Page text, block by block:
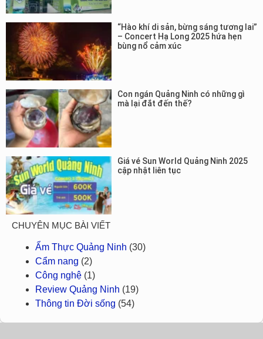
“Hào khí di sản, bừng sáng tương lai”
– Concert Hạ Long 2025 hứa hẹn
bùng nổ cảm xúc
Con ngán Quảng Ninh có những gì
mà lại đắt đến thế?
Giá vé Sun World Quảng Ninh 2025
cập nhật liên tục
CHUYÊN MỤC BÀI VIẾT
Ẩm Thực Quảng Ninh (30)
Cẩm nang (2)
Công nghệ (1)
Review Quảng Ninh (19)
Thông tin Đời sống (54)